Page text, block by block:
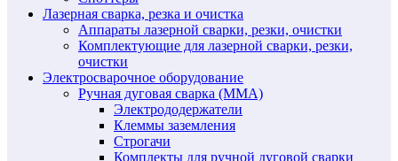
Лазерная сварка, резка и очистка
Аппараты лазерной сварки, резки, очистки
Комплектующие для лазерной сварки, резки,
очистки
Электросварочное оборудование
Ручная дуговая сварка (MMA)
Электрододержатели
Клеммы заземления
Строгачи
Комплекты для ручной дуговой сварки